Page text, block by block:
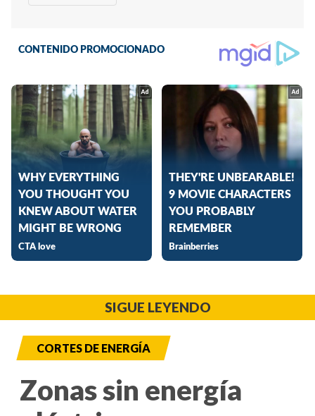
SIGUE LEYENDO
CORTES DE ENERGÍA
Zonas sin energía